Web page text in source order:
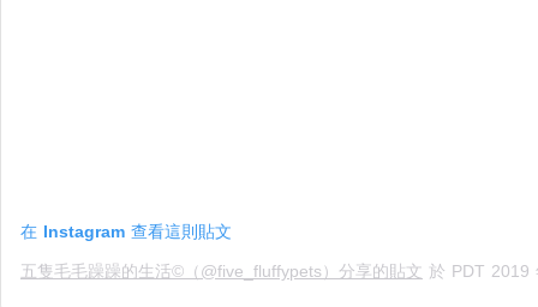
在 Instagram 查看這則貼文
五隻毛毛躁躁的生活©️（@five_fluffypets）分享的貼文 於 PDT 2019 年 6月